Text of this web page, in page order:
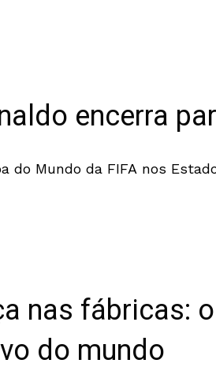
encerra
do Mundo da FIFA nos
nas fábricas:
do mundo